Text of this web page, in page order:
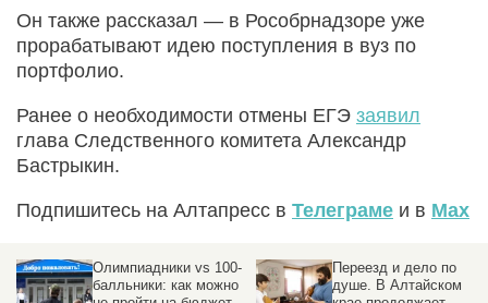
Он также рассказал — в Рособрнадзоре уже
прорабатывают идею поступления в вуз по
портфолио.
Ранее о необходимости отмены ЕГЭ заявил
глава Следственного комитета Александр
Бастрыкин.
Подпишитесь на Алтапресс в Телеграме и в Max
Олимпиадники vs 100-
балльники: как можно
Переезд и дело по
душе. В Алтайском